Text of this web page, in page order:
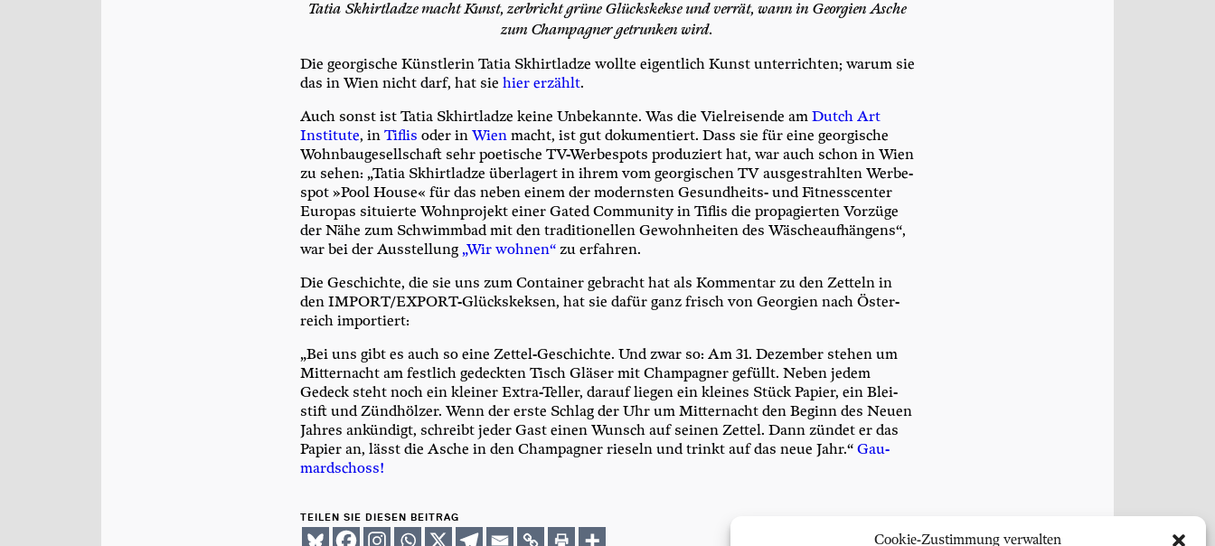
Cookie-Zustimmung verwalten
Tatia Skhirtladze macht Kunst, zerbricht grüne Glückskekse und verrät, wann in Georgien Asche
zum Champagner getrunken wird.
Die geor­gi­sche Künst­le­rin Tatia Skhirt­lad­ze woll­te eigent­lich Kunst unter­rich­ten; war­um sie
das in Wien nicht darf, hat sie hier erzählt.
Auch sonst ist Tatia Skhirt­lad­ze kei­ne Unbe­kann­te. Was die Viel­rei­sen­de am Dutch Art
Insti­tu­te, in Tif­lis oder in Wien macht, ist gut doku­men­tiert. Dass sie für eine geor­gi­sche
Wohn­bau­ge­sell­schaft sehr poe­ti­sche TV-Wer­be­spots pro­du­ziert hat, war auch schon in Wien
zu sehen: „Tatia Skhirt­lad­ze über­la­gert in ihrem vom geor­gi­schen TV aus­ge­strahl­ten Wer­be­
spot »Pool House« für das neben einem der moderns­ten Gesund­heits- und Fit­ness­cen­ter
Euro­pas situ­ier­te Wohn­pro­jekt einer Gated Com­mu­ni­ty in Tif­lis die pro­pa­gier­ten Vor­zü­ge
der Nähe zum Schwimm­bad mit den tra­di­tio­nel­len Gewohn­hei­ten des Wäsche­auf­hän­gens“,
war bei der Aus­stel­lung „Wir woh­nen“ zu erfahren.
Die Geschich­te, die sie uns zum Con­tai­ner gebracht hat als Kom­men­tar zu den Zet­teln in
den IMPOR­T/­EX­PORT-Glücks­kek­sen, hat sie dafür ganz frisch von Geor­gi­en nach Öster­
reich importiert:
„Bei uns gibt es auch so eine Zet­tel-Geschich­te. Und zwar so: Am 31. Dezem­ber ste­hen um
Mit­ter­nacht am fest­lich gedeck­ten Tisch Glä­ser mit Cham­pa­gner gefüllt. Neben jedem
Gedeck steht noch ein klei­ner Extra-Tel­ler, dar­auf lie­gen ein klei­nes Stück Papier, ein Blei­
stift und Zünd­höl­zer. Wenn der ers­te Schlag der Uhr um Mit­ter­nacht den Beginn des Neu­en
Jah­res ankün­digt, schreibt jeder Gast einen Wunsch auf sei­nen Zet­tel. Dann zün­det er das
Papier an, lässt die Asche in den Cham­pa­gner rie­seln und trinkt auf das neue Jahr.“ Gau­
mard­schoss!
TEILEN SIE DIESEN BEITRAG